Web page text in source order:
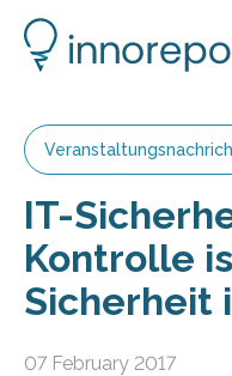
IT-
Kontrolle
Sicherheit
07 February 2017